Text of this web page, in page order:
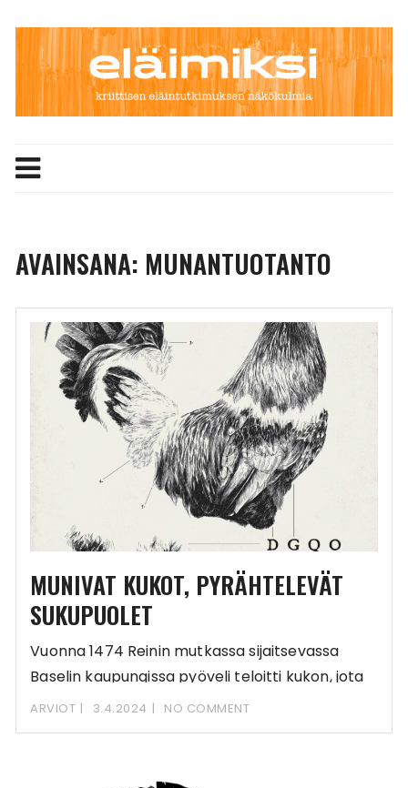
content
AVAINSANA: MUNANTUOTANTO
MUNIVAT KUKOT, PYRÄHTELEVÄT
SUKUPUOLET
Vuonna 1474 Reinin mutkassa sijaitsevassa
Baselin kaupungissa pyöveli teloitti kukon, jota
syytettiin munan munimisesta. Vanhin
ARVIOT 3.4.2024 NO COMMENT